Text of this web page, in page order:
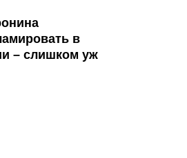
в
– слишком уж